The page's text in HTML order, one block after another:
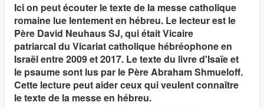
Ici on peut écouter le texte de la messe catholique
romaine lue lentement en hébreu. Le lecteur est le
Père David Neuhaus SJ, qui était Vicaire
patriarcal du Vicariat catholique hébréophone en
Israël entre 2009 et 2017. Le texte du livre d'Isaïe et
le psaume sont lus par le Père Abraham Shmueloff.
Cette lecture peut aider ceux qui veulent connaître
le texte de la messe en hébreu.